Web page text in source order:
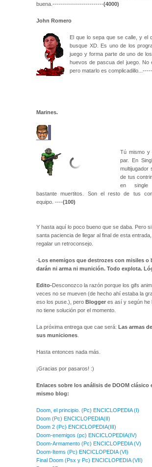
buena.--------------------------(4000)
John Romero
El que lo sepa que se calle, y el
busque XD. Es uno de los
juego y forma parte de uno de
huevos de pascua del juego. No
pero matarlo es
Marines.
Tú mismo y
par. En
multijugador
de tus
en single
bastante muertitos. Son el resto de tus
equipo. ----(100)
Y hasta aquí lo poco bueno que se daba. Pero
santa paciencia de llegar al final de esta
regalar un retroconsejo.
-Los enemigos que destrozes con misiles o
darán ni arma ni munición. Todo explota.
Edito-Desconozco la razón porque los gifs
veces no se mueven (de hecho ahí estaba la
eso los puse.), pero Blogger es así y según he
no tiene solución por el momento.
La próxima entrega que cae será: Las armas
sus municiones
Hasta entonces nada más.
¡Gracias por pasaros! :)
Enlaces sobre los análisis de DOOM clásico
mismo blog:
Doom, el principio. (Pc) ENCICLOPEDIA (I)
Doom (Pc) ENCICLOPEDIA(II)
Doom 2 (Pc) ENCICLOPEDIA(III)
Doom-enemigos (pc) ENCICLOPEDIA(IV)
Doom-Armamento (Pc) ENCICLOPEDIA (V)
Doom-Items (Pc) ENCICLOPEDIA (VI)
Final Doom (Psx y Pc) ENCICLOPEDIA (VII)